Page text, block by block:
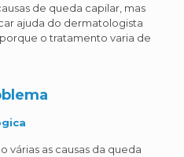
de queda capilar, mas
ajuda do dermatologista
o tratamento varia de
várias as causas da queda